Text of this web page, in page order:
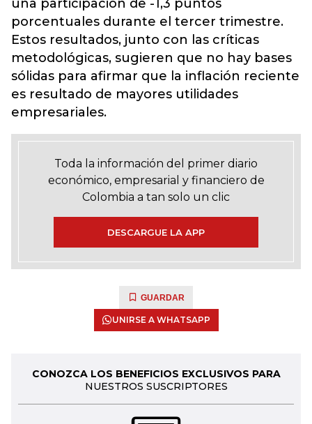
una participación de -1,3 puntos
porcentuales durante el tercer trimestre.
Estos resultados, junto con las críticas
metodológicas, sugieren que no hay bases
sólidas para afirmar que la inflación reciente
es resultado de mayores utilidades
empresariales.
Toda la información del primer diario
económico, empresarial y financiero de
Colombia a tan solo un clic
DESCARGUE LA APP
GUARDAR
UNIRSE A WHATSAPP
CONOZCA LOS BENEFICIOS EXCLUSIVOS PARA
NUESTROS SUSCRIPTORES